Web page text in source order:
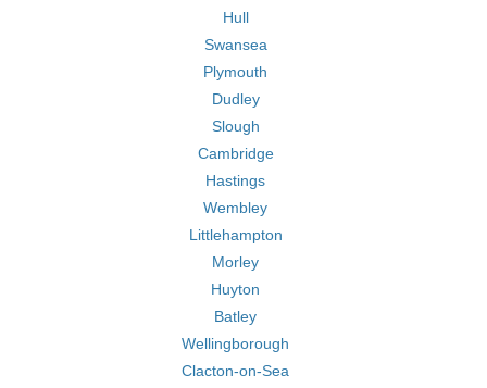
Hull
Swansea
Plymouth
Dudley
Slough
Cambridge
Hastings
Wembley
Littlehampton
Morley
Huyton
Batley
Wellingborough
Clacton-on-Sea